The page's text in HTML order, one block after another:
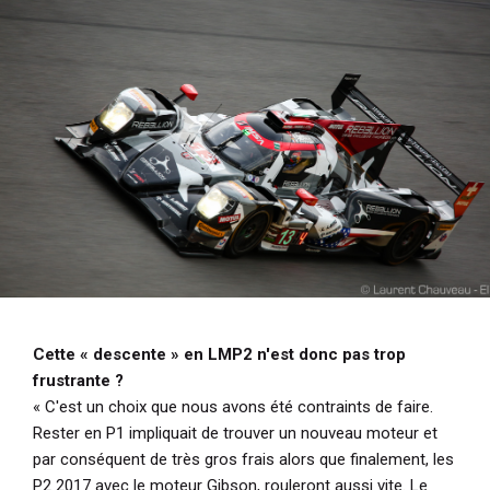
Cette « descente » en LMP2 n'est donc pas trop
frustrante ?
« C'est un choix que nous avons été contraints de faire.
Rester en P1 impliquait de trouver un nouveau moteur et
par conséquent de très gros frais alors que finalement, les
P2 2017 avec le moteur Gibson, rouleront aussi vite. Le